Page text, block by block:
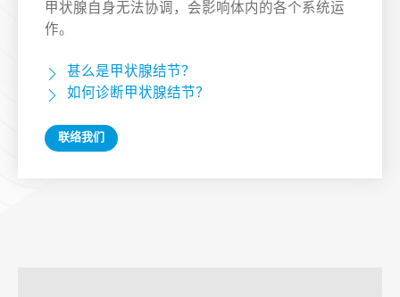
甲状腺自身无法协调，会影响体内的各个系统运
作。
甚么是甲状腺结节？
如何诊断甲状腺结节？
联络我们